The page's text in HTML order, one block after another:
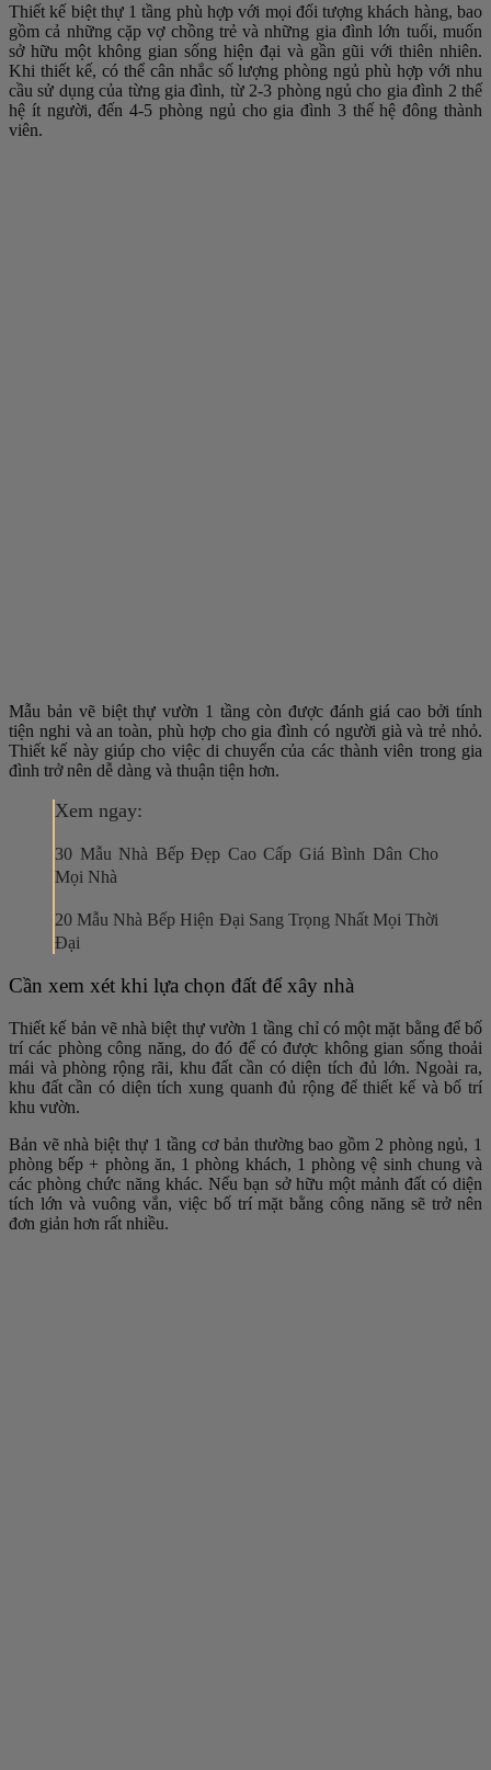
Thiết kế biệt thự 1 tầng phù hợp với mọi đối tượng khách hàng, bao
gồm cả những cặp vợ chồng trẻ và những gia đình lớn tuổi, muốn
sở hữu một không gian sống hiện đại và gần gũi với thiên nhiên.
Khi thiết kế, có thể cân nhắc số lượng phòng ngủ phù hợp với nhu
cầu sử dụng của từng gia đình, từ 2-3 phòng ngủ cho gia đình 2 thế
hệ ít người, đến 4-5 phòng ngủ cho gia đình 3 thế hệ đông thành
viên.
Mẫu bản vẽ biệt thự vườn 1 tầng còn được đánh giá cao bởi tính
tiện nghi và an toàn, phù hợp cho gia đình có người già và trẻ nhỏ.
Thiết kế này giúp cho việc di chuyển của các thành viên trong gia
đình trở nên dễ dàng và thuận tiện hơn.
Xem ngay:
30 Mẫu Nhà Bếp Đẹp Cao Cấp Giá Bình Dân Cho
Mọi Nhà
20 Mẫu Nhà Bếp Hiện Đại Sang Trọng Nhất Mọi Thời
Đại
Cần xem xét khi lựa chọn đất để xây nhà
Thiết kế bản vẽ nhà biệt thự vườn 1 tầng chỉ có một mặt bằng để bố
trí các phòng công năng, do đó để có được không gian sống thoải
mái và phòng rộng rãi, khu đất cần có diện tích đủ lớn. Ngoài ra,
khu đất cần có diện tích xung quanh đủ rộng để thiết kế và bố trí
khu vườn.
Bản vẽ nhà biệt thự 1 tầng cơ bản thường bao gồm 2 phòng ngủ, 1
phòng bếp + phòng ăn, 1 phòng khách, 1 phòng vệ sinh chung và
các phòng chức năng khác. Nếu bạn sở hữu một mảnh đất có diện
tích lớn và vuông vắn, việc bố trí mặt bằng công năng sẽ trở nên
đơn giản hơn rất nhiều.